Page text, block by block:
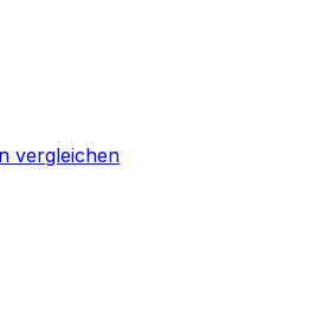
vergleichen